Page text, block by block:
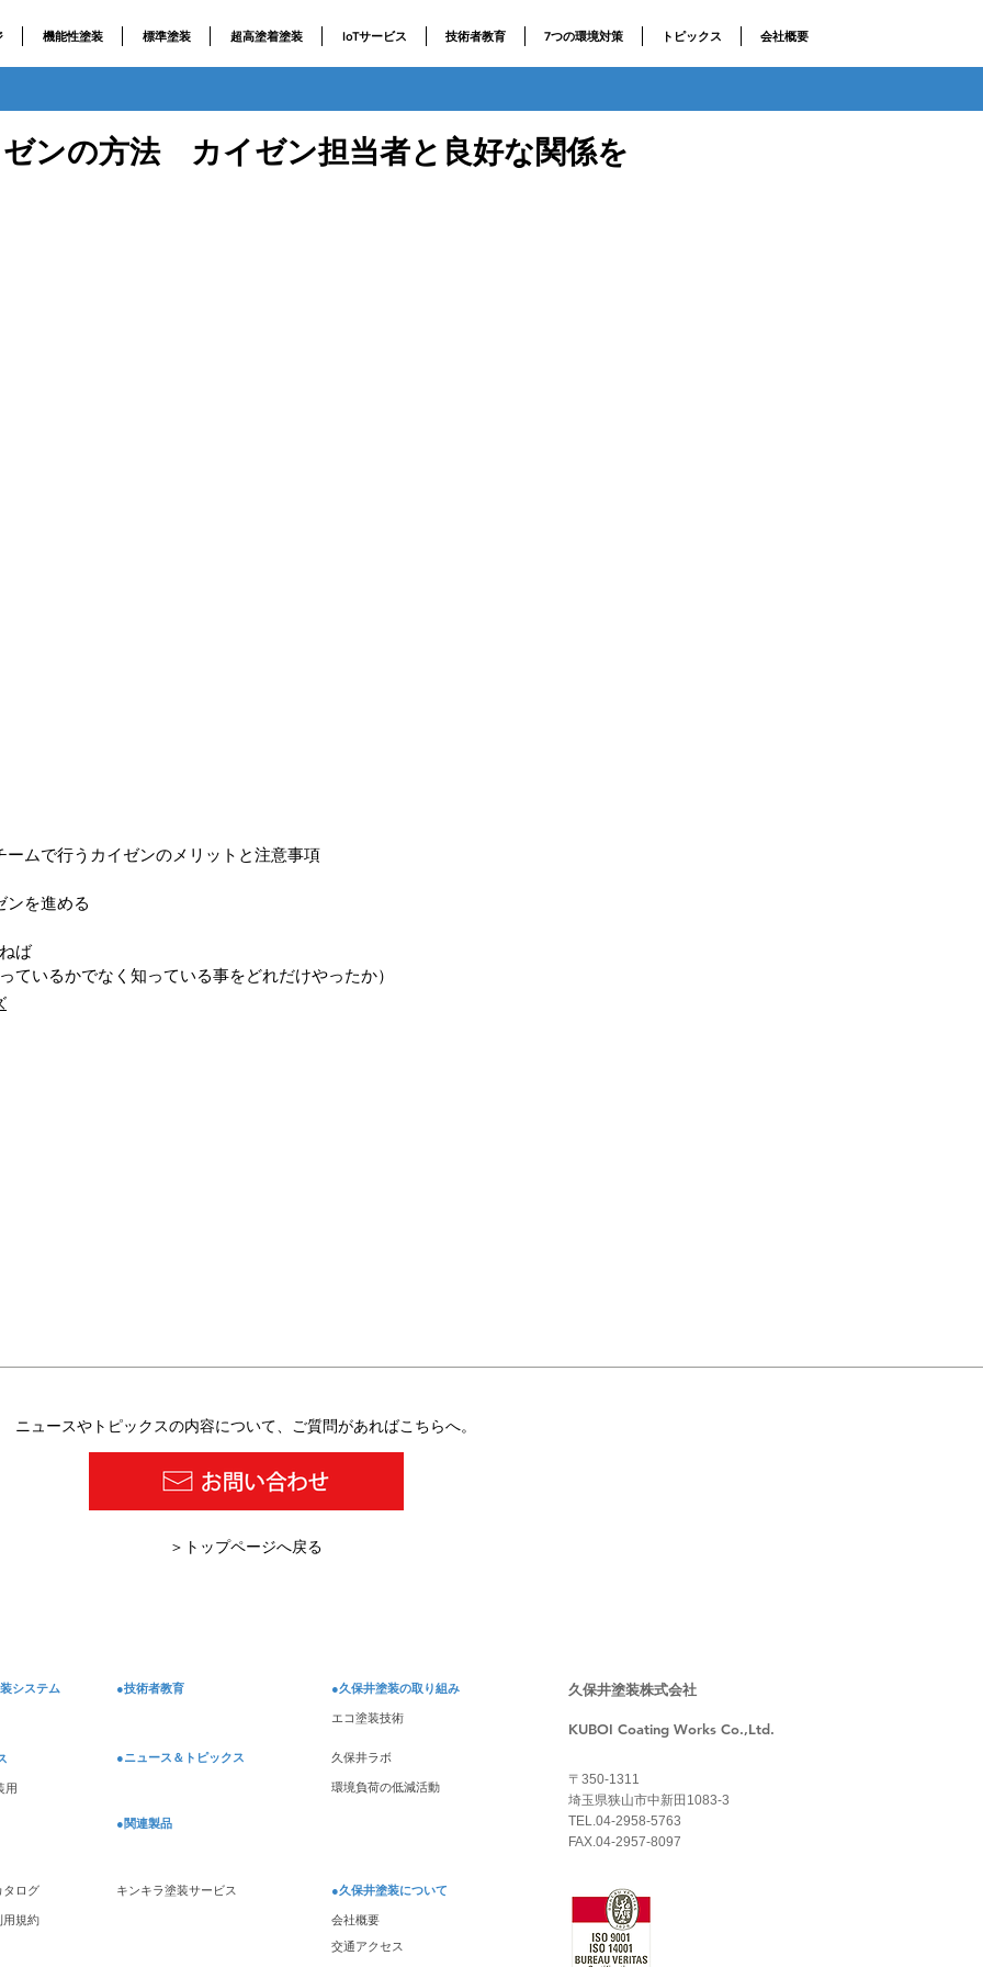
機能性塗装 標準塗装 超高塗着塗装 IoTサービス 技術者教育 7つの環境対策 トピックス 会社概要
ゼンの方法 カイゼン担当者と良好な関係を
ムで行うカイゼンのメリットと注意事項
を進める
ば
ているかでなく知っている事をどれだけやったか）
【HY9】確認テスト
ニュースやトピックスの内容について、ご質問があればこちらへ。
​＞トップページへ戻る
システム ●技術者教育 ●久保井塗装の取り組み
エコ塗装技術
用
●ニュース＆トピックス 久保井ラボ
環境負荷の低減活動
●関連製品
久保井塗装株式会社
KUBOI Coating Works Co.,Ltd.
〒350-1311
埼玉県狭山市中新田1083-3
TEL.04-2958-5763
FAX.04-2957-8097
タログ
用規約
キンキラ塗装サービス ●久保井塗装について
会社概要
交通アクセス